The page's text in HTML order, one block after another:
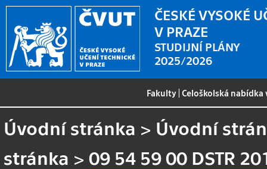
ČESKÉ VYSOKÉ
V PRAZE
STUDIJNÍ PLÁNY
2025/2026
Fakulty |Celoškolská
Úvodní stránka > Úvodní
stránka >09 54 59 00 DSTR